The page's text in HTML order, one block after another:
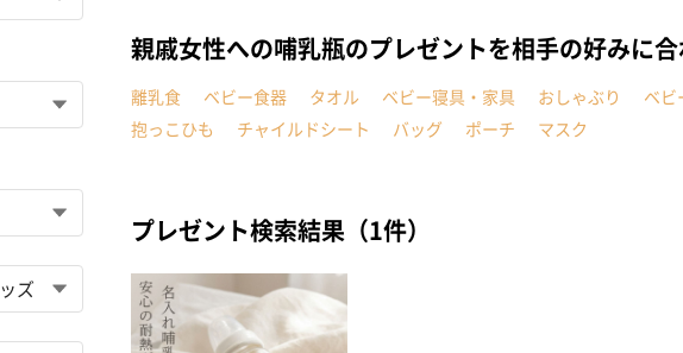
親戚女性への哺乳瓶のプレゼントを相手の好みに
離乳食 ベビー食器 タオル ベビー寝具・家具 おしゃぶり ベビ
抱っこひも
チャイルドシート バッグ ポーチ マスク
プレゼント検索結果（1件）